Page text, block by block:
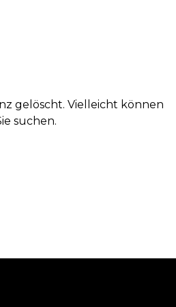
gelöscht. Vielleicht können
suchen.